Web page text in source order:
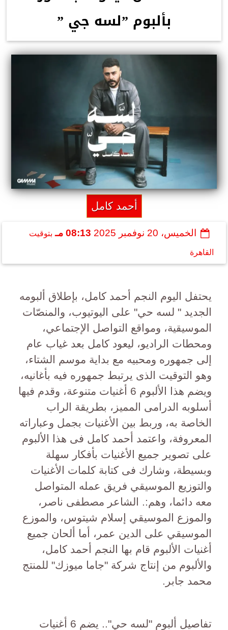
بألبوم ”لسه جي ”
أحمد كامل
الخميس، 20 نوفمبر 2025 08:13 مـ بتوقيت
القاهرة
يحتفل اليوم النجم أحمد كامل، بإطلاق ألبومه
الجديد " لسه حي" على اليوتيوب، والمنصّات
الموسيقية، ومواقع التواصل الإجتماعي،
ومحطات الراديو، ليعود كامل بعد غياب عام
إلى جمهوره ومحبيه مع بداية موسم الشتاء،
وهو التوقيت الذى يرتبط جمهوره فيه بأغانيه،
ويضم هذا الألبوم 6 أغنيات متنوعة، وقدم فيها
أسلوبه الدرامى المميز، بطريقة الراب
الخاصة به، وربط بين الأغنيات بجمل وعباراته
المعروفة، واعتمد أحمد كامل فى هذا الألبوم
على تصوير جميع الأغنيات بأفكار سهلة
وبسيطة، وشارك فى كتابة كلمات الأغنيات
والتوزيع الموسيقي فريق عمله المتواصل
معه دائما، وهم:. الشاعر مصطفى ناصر،
والموزع الموسيقي إسلام شيتوس، والموزع
الموسيقي على الدين عمر، أما ألحان جميع
أغنيات الألبوم قام بها النجم أحمد كامل،
والألبوم من إنتاج شركة "جاما ميوزك" للمنتج
محمد جابر.
تفاصيل ألبوم "لسه حي".. يضم 6 أغنيات